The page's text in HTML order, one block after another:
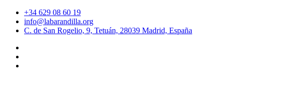
+34 629 08 60 19
info@labarandilla.org
C. de San Rogelio, 9, Tetuán, 28039 Madrid, España